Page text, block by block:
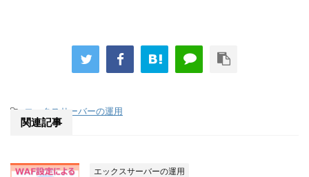
エックスサーバーの運用
関連記事
エックスサーバーの運用